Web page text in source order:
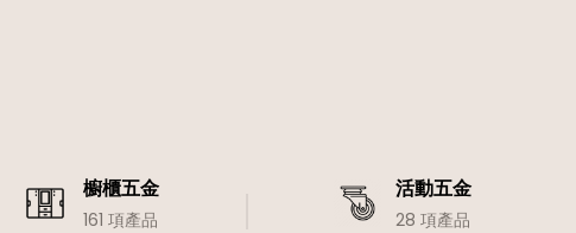
櫥櫃五金
161 項產品
活動五金
28 項產品